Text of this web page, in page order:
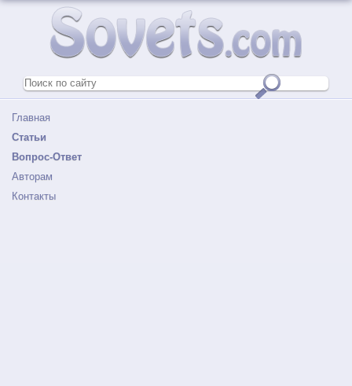
Главная
Статьи
Вопрос-Ответ
Авторам
Контакты